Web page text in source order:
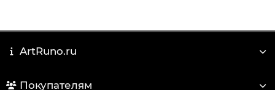
ArtRuno.ru
Покупателям